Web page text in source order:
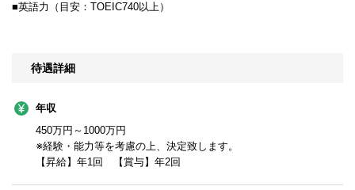
■英語力（目安：TOEIC740以上）
待遇詳細
年収
450万円～1000万円
※経験・能力等を考慮の上、決定致します。
【昇給】年1回 【賞与】年2回